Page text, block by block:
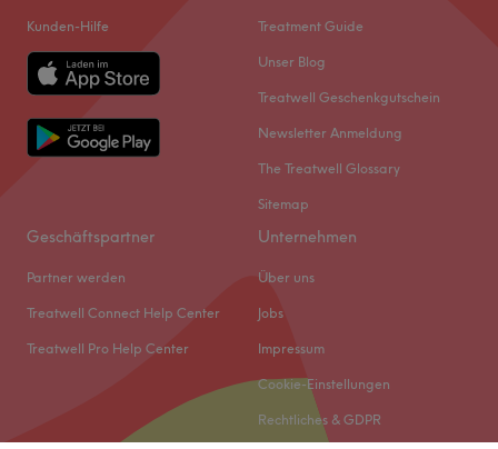
Kunden-Hilfe Treatment Guide
Unser Blog
Treatwell Geschenkgutschein
Newsletter Anmeldung
The Treatwell Glossary
Sitemap
Geschäftspartner
Partner werden
Treatwell Connect Help Center
Treatwell Pro Help Center
Unternehmen
Über uns
Jobs
Impressum
Cookie-Einstellungen
Rechtliches & GDPR